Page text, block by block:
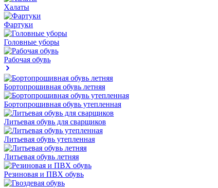
Халаты
Фартуки
Головные уборы
Рабочая обувь
Бортопрошивная обувь летняя
Бортопрошивная обувь утепленная
Литьевая обувь для сварщиков
Литьевая обувь утепленная
Литьевая обувь летняя
Резиновая и ПВХ обувь